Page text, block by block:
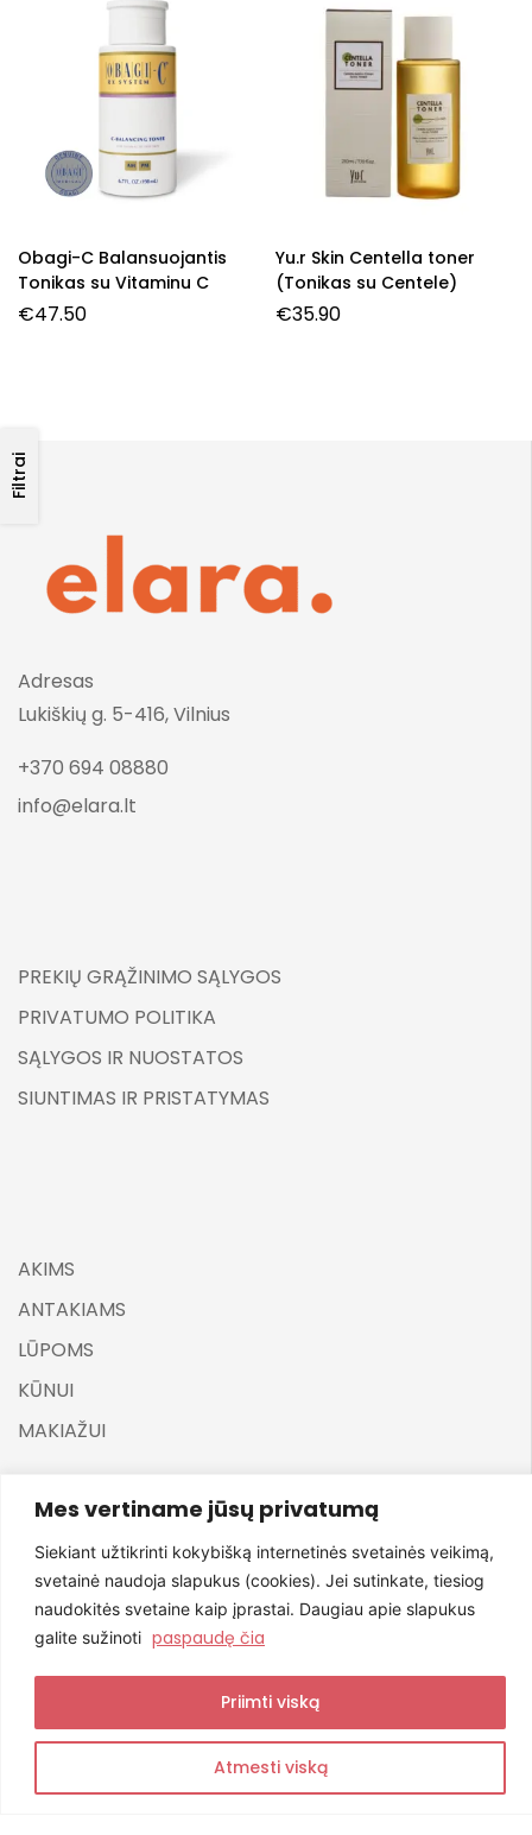
Mes vertiname jūsų privatumą
Siekiant užtikrinti kokybišką internetinės svetainės veikimą,
svetainė naudoja slapukus (cookies). Jei sutinkate, tiesiog
naudokitės svetaine kaip įprastai. Daugiau apie slapukus
galite sužinoti paspaudę čia
Atmesti viską
Priimti viską
Filtrai
Obagi-C Balansuojantis
Tonikas su Vitaminu C
€47.50
Yu.r Skin Centella toner
(Tonikas su Centele)
€35.90
Adresas
Lukiškių g. 5-416, Vilnius
+370 694 08880
info@elara.lt
PREKIŲ GRĄŽINIMO SĄLYGOS
PRIVATUMO POLITIKA
SĄLYGOS IR NUOSTATOS
SIUNTIMAS IR PRISTATYMAS
AKIMS
ANTAKIAMS
LŪPOMS
KŪNUI
MAKIAŽUI
©ELARA BY UGNĖ ZAVISTAUSKAITĖ 2025
0